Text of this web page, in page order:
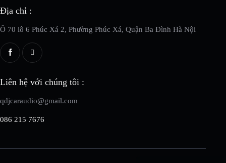
Địa chỉ :
Ô 70 lô 6 Phúc Xá 2, Phường Phúc Xá, Quận Ba Đình Hà Nội
Liên hệ với chúng tôi :
qdjcaraudio@gmail.com
086 215 7676